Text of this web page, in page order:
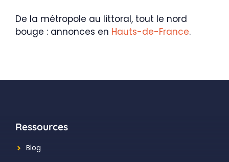
De la métropole au littoral, tout le nord
bouge : annonces en Hauts-de-France.
Ressources
Blog